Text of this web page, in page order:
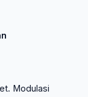
Modulasi